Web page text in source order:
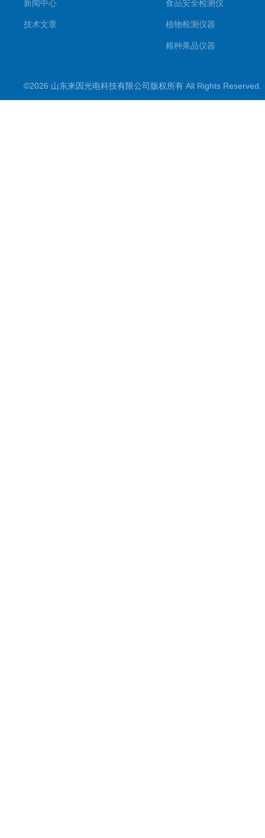
新闻中心
技术文章
食品安全检测仪
植物检测仪器
粮种果品仪器
水质检测仪
©2026 山东来因光电科技有限公司版权所有 All Rights